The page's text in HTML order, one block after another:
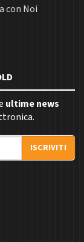
con Noi
ultime news
ISCRIVITI